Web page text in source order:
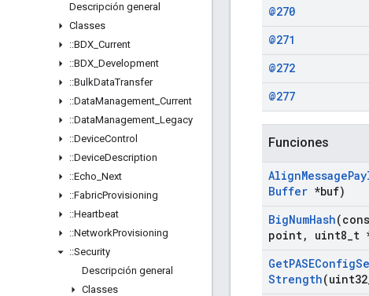
Descripción general
Classes
::BDX Current
::BDX Development
::BulkDataTransfer
::DataManagement Current
::DataManagement Legacy
::DeviceControl
::DeviceDescription
::Echo Next
::FabricProvisioning
::Heartbeat
::NetworkProvisioning
::Security
Descripción general
Classes
@270
@271
@272
@277
Funciones
AlignMessage
Buffer *buf)
BigNumHash
point, uint8 t
GetPASEConfig
Strength(uint32